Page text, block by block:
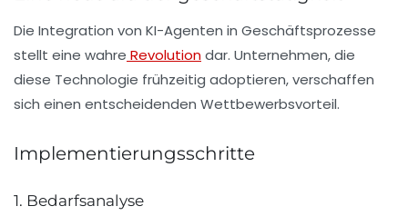
Die Integration von KI-Agenten in Geschäftsprozesse
stellt eine wahre Revolutiondar. Unternehmen, die
diese Technologie frühzeitig adoptieren, verschaffen
sich einen entscheidenden Wettbewerbsvorteil.
Implementierungsschritte
1. Bedarfsanalyse